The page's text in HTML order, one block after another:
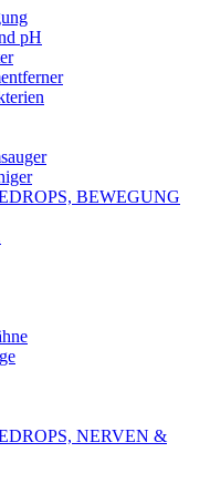
pH
BEWEGUNG
NERVEN &